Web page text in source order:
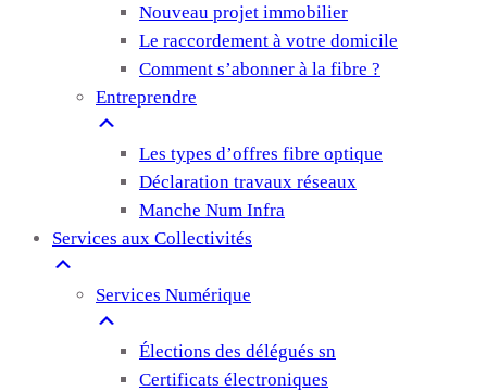
Nouveau projet immobilier
Le raccordement à votre domicile
Comment s’abonner à la fibre ?
Entreprendre
Les types d’offres fibre optique
Déclaration travaux réseaux
Manche Num Infra
Services aux Collectivités
Services Numérique
Élections des délégués sn
Certificats électroniques